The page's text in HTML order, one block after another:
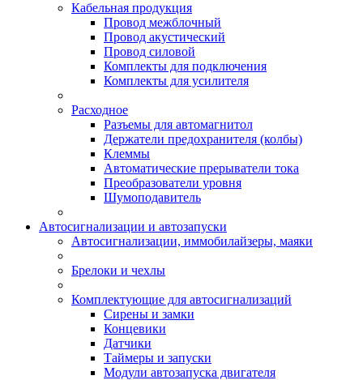
Кабельная продукция
Провод межблочный
Провод акустический
Провод силовой
Комплекты для подключения
Комплекты для усилителя
Расходное
Разъемы для автомагнитол
Держатели предохранителя (колбы)
Клеммы
Автоматические прерыватели тока
Преобразователи уровня
Шумоподавитель
Автосигнализации и автозапуски
Автосигнализации, иммобилайзеры, маяки
Брелоки и чехлы
Комплектующие для автосигнализаций
Сирены и замки
Концевики
Датчики
Таймеры и запуски
Модули автозапуска двигателя